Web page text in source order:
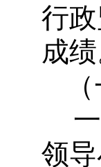
行
成绩
领